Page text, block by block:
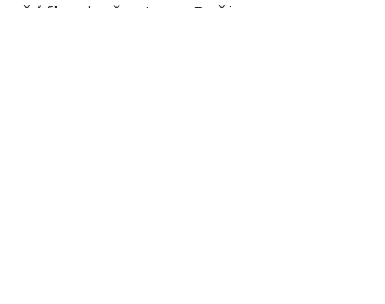
šéfkuchaře Jana Bušiny